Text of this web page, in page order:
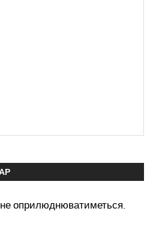
оприлюднюватиметься.